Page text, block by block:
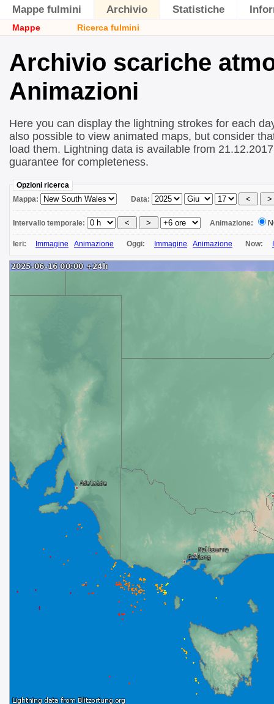
Mappe fulmini Archivio Statistiche
Mappe Ricerca fulmini
Archivio scariche
Animazioni
Here you can display the lightning strokes for each
also possible to view animated maps, but consider
load them. Lightning data is available from
guarantee for completeness.
Opzioni ricerca
Mappa:
Data:
Intervallo temporale: Animazione:
Ieri: Immagine Animazione Oggi: Immagine Animazione Now: